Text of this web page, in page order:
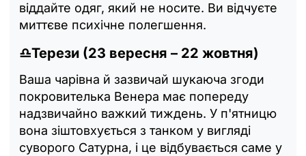
віддайте одяг, який не носите. Ви відчуєте
миттєве психічне полегшення.
♎Терези (23 вересня – 22 жовтня)
Ваша чарівна й зазвичай шукаюча згоди
покровителька Венера має попереду
надзвичайно важкий тиждень. У п'ятницю
вона зіштовхується з танком у вигляді
суворого Сатурна, і це відбувається саме у